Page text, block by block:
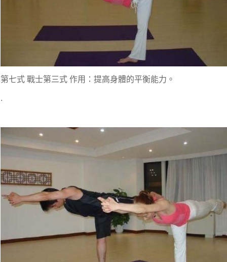
第七式 戰士第三式 作用：提高身體的平衡能力。
.